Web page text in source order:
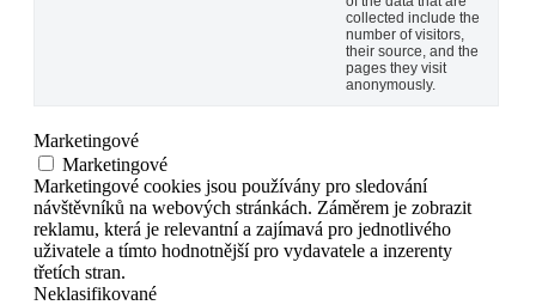
collected include the
number of visitors,
their source, and the
pages they visit
anonymously.
Marketingové
Marketingové
Marketingové cookies jsou používány pro sledování
návštěvníků na webových stránkách. Záměrem je zobrazit
reklamu, která je relevantní a zajímavá pro jednotlivého
uživatele a tímto hodnotnější pro vydavatele a inzerenty
třetích stran.
Neklasifikované